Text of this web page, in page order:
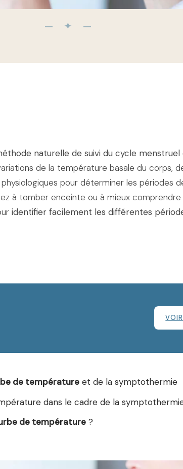
— ✦ —
naturelle de suivi du cycle
de la température basale du corps,
pour déterminer les périodes
à tomber enceinte ou à mieux
identifier facilement les différentes
de températureet de la symptothermie
dans le cadre de la
de température?